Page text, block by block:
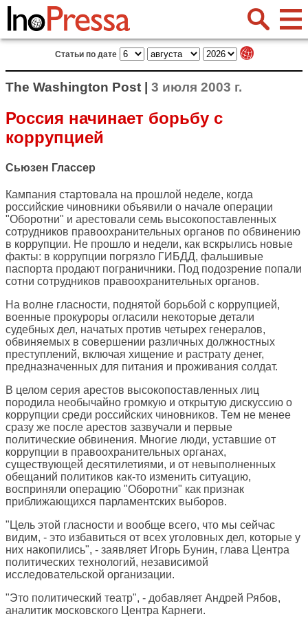
Статьи по дате
The Washington Post | 3 июля 2003 г.
Россия начинает борьбу с
коррупцией
Сьюзен Глассер
Кампания стартовала на прошлой неделе, когда
российские чиновники объявили о начале операции
"Оборотни" и арестовали семь высокопоставленных
сотрудников правоохранительных органов по обвинению
в коррупции. Не прошло и недели, как вскрылись новые
факты: в коррупции погрязло ГИБДД, фальшивые
паспорта продают пограничники. Под подозрение попали
сотни сотрудников правоохранительных органов.
На волне гласности, поднятой борьбой с коррупцией,
военные прокуроры огласили некоторые детали
судебных дел, начатых против четырех генералов,
обвиняемых в совершении различных должностных
преступлений, включая хищение и растрату денег,
предназначенных для питания и проживания солдат.
В целом серия арестов высокопоставленных лиц
породила необычайно громкую и открытую дискуссию о
коррупции среди российских чиновников. Тем не менее
сразу же после арестов зазвучали и первые
политические обвинения. Многие люди, уставшие от
коррупции в правоохранительных органах,
существующей десятилетиями, и от невыполненных
обещаний политиков как-то изменить ситуацию,
восприняли операцию "Оборотни" как признак
приближающихся парламентских выборов.
"Цель этой гласности и вообще всего, что мы сейчас
видим, - это избавиться от всех уголовных дел, которые у
них накопились", - заявляет Игорь Бунин, глава Центра
политических технологий, независимой
исследовательской организации.
"Это политический театр", - добавляет Андрей Рябов,
аналитик московского Центра Карнеги.